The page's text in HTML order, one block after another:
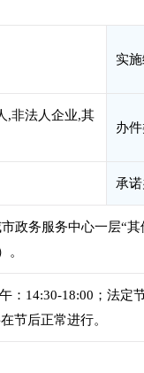
实
,非法人企业,其
办
承
政务服务中心一层“
。
：14:30-18:00；法
节后正常进行。